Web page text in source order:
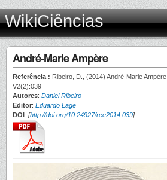
WikiCiências
André-Marie Ampère
Referência : Ribeiro, D., (2014) André-Marie Ampère,
V2(2):039
Autores: Daniel Ribeiro
Editor: Eduardo Lage
DOI: [http://doi.org/10.24927/rce2014.039]